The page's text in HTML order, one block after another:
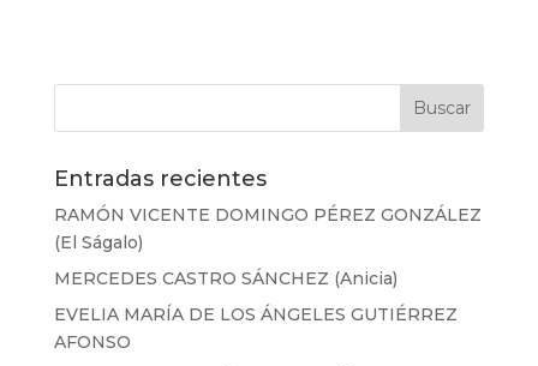
Entradas recientes
RAMÓN VICENTE DOMINGO PÉREZ GONZÁLEZ
(El Ságalo)
MERCEDES CASTRO SÁNCHEZ (Anicia)
EVELIA MARÍA DE LOS ÁNGELES GUTIÉRREZ
AFONSO